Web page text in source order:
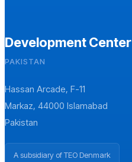
Development Center
PAKISTAN
Hassan Arcade, F-11
Markaz, 44000 Islamabad
Pakistan
A subsidiary of TEO Denmark